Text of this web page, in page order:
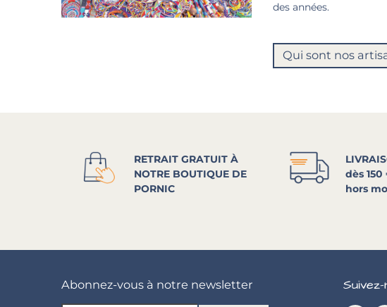
des années.
Qui sont nos
RETRAIT GRATUIT À
NOTRE BOUTIQUE DE
PORNIC
dès
hors
Abonnez-vous à notre newsletter